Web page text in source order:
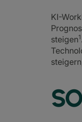
KI-
steigen1